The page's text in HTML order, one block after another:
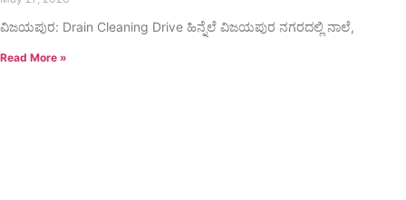
ವಿಜಯಪುರ: Drain Cleaning Drive ಹಿನ್ನೆಲೆ ವಿಜಯಪುರ ನಗರದಲ್ಲಿ ನಾಲೆ,
Read More »